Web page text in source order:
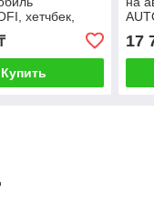
хетчбек,
два
Купить
17